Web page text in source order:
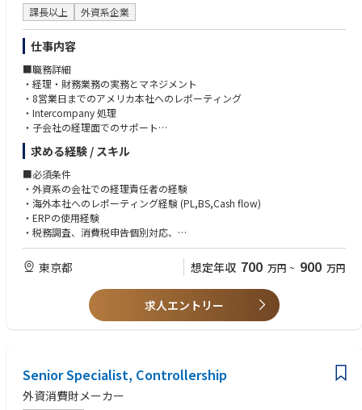
課長以上 外資系企業
仕事内容
■職務詳細
・経理・財務業務の実務とマネジメント
・8営業日までのアメリカ本社へのレポーティング
・Intercompany 処理
・子会社の経理面でのサポート
・原価計算
・税務申告（消費税・法人税 税理士との調整）
・固定資産計上および減価償却計算
・税務調査対応
・金融機関との対応
■同社の特徴
カーです。
海外向けブランドも展開し、多目的ライターは欧米でも広く販売されてい
・国内外の生産拠点を活かし、品質とコストのバランスを取った製品展開
場を維持しています。
求める経験 / スキル
■必須条件
・外資系の会社での経理責任者の経験
・海外本社へのレポーティング経験 (PL,BS,Cash flow)
・ERPの使用経験
・税務調査、消費税申告個別対応、
・自動車運転免許(工場、子会社を車で移動していただきます。）
・日商簿記2級
・英語スキル（TOEIC(R)テスト：700点以上）
・原価計算の実務経験
東京都 想定年収 700 万円 ~ 900 万円
求人エントリー
Senior Specialist, Controllership
外資消費財メーカー